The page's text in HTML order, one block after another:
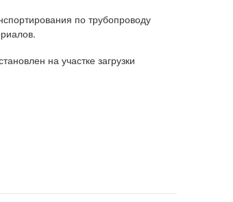
по трубопроводу
на участке загрузки